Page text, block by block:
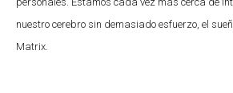
nuestro cerebro sin demasiado esfuerzo, el
Matrix.